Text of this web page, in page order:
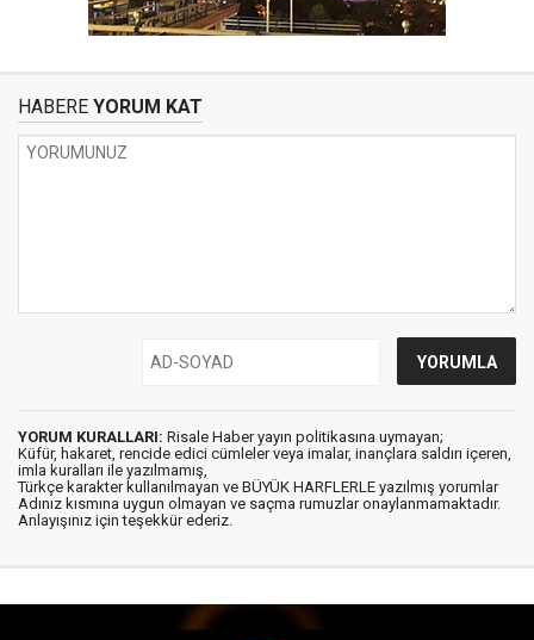
HABERE YORUM KAT
YORUM KURALLARI: Risale Haber yayın politikasına uymayan;
Küfür, hakaret, rencide edici cümleler veya imalar, inançlara saldırı içeren,
imla kuralları ile yazılmamış,
Türkçe karakter kullanılmayan ve BÜYÜK HARFLERLE yazılmış yorumlar
Adınız kısmına uygun olmayan ve saçma rumuzlar onaylanmamaktadır.
Anlayışınız için teşekkür ederiz.